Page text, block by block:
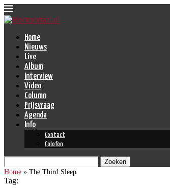
Home
Nieuws
Live
Album
Interview
Video
Column
Prijsvraag
Agenda
Info
Contact
Colofon
Zoeken
Home » The Third Sleep
Tag: